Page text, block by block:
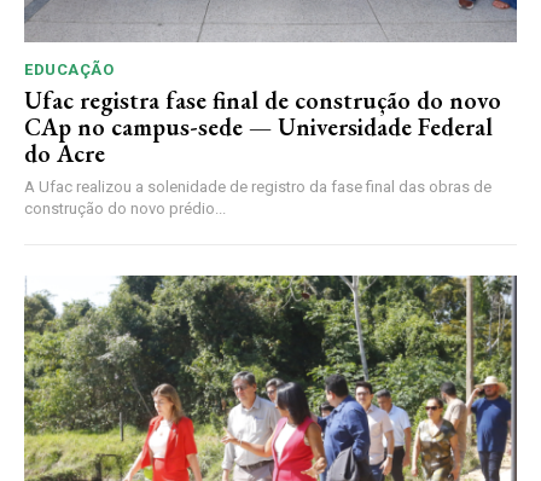
EDUCAÇÃO
Ufac registra fase final de construção do novo
CAp no campus-sede — Universidade Federal
do Acre
A Ufac realizou a solenidade de registro da fase final das obras de
construção do novo prédio...